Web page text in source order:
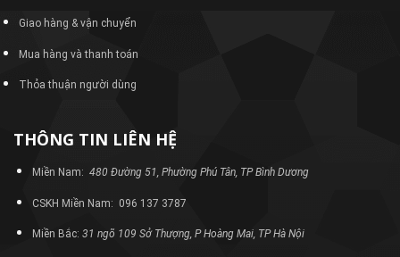
Giao hàng & vận chuyển
Mua hàng và thanh toán
Thỏa thuận người dùng
THÔNG TIN LIÊN HỆ
Miền Nam: 480 Đường 51, Phường Phú Tân, TP Bình Dương
CSKH Miền Nam: 096 137 3787
Miền Bắc: 31 ngõ 109 Sở Thượng, P Hoàng Mai, TP Hà Nội